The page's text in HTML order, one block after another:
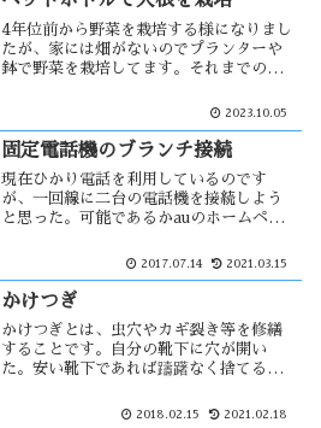
4年位前から野菜を栽培する様になりまし
たが、家には畑がないのでプランターや
鉢で野菜を栽培してます。それまでの結
うと思った。でも深い鉢やプランターは
出来ないか・・・
2023.10.05
固定電話機のブランチ接続
現在ひかり電話を利用しているのです
が、一回線に二台の電話機を接続しよう
と思った。可能であるかauのホームペー
なっている。単純に考えれば、配線を分
た。その結果は・・
2017.07.14 2021.03.15
かけつぎ
かけつぎとは、虫穴やカギ裂き等を修繕
することです。自分の靴下に穴が開い
た。安い靴下であれば躊躇なく捨てるの
物であった。そのため、貧乏臭いと思わ
2018.02.15 2021.02.18